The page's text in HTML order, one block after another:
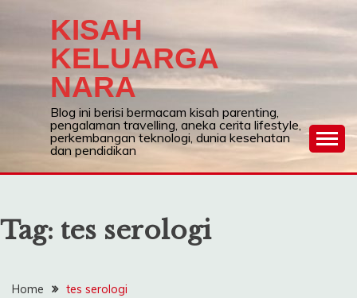
KISAH
KELUARGA
NARA
Blog ini berisi bermacam kisah parenting,
pengalaman travelling, aneka cerita lifestyle,
perkembangan teknologi, dunia kesehatan
dan pendidikan
Tag: tes serologi
Home tes serologi